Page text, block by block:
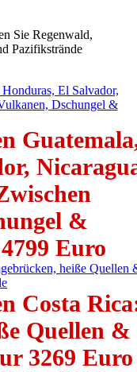
Sie Regenwald,
Pazifikstrände
&
Euro
Costa
Quellen &
3269 Euro